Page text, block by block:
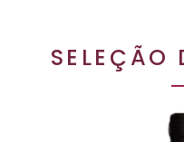
SELEÇÃO